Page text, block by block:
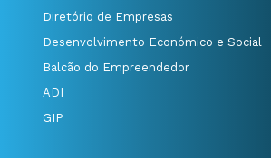
Diretório de Empresas
Desenvolvimento Económico e Social
Balcão do Empreendedor
ADI
GIP